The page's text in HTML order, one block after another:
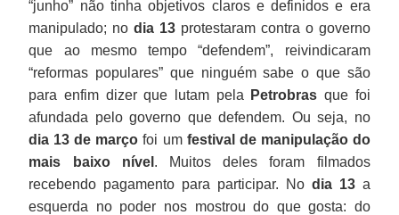
“junho” não tinha objetivos claros e definidos e era
manipulado; nodia 13 protestaram contra o governo
que ao mesmo tempo “defendem”, reivindicaram
“reformas populares” que ninguém sabe o que são
para enfim dizer que lutam pela
Petrobras que foi
afundada pelo governo que defendem. Ou seja, no
dia 13 de março foi umfestival de manipulação do
mais baixo nível . Muitos deles foram filmados
recebendo pagamento para participar. No dia 13a
esquerda no poder nos mostrou do que gosta: do